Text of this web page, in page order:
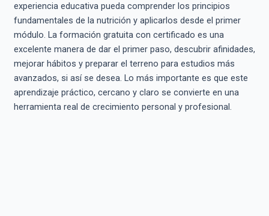
experiencia educativa pueda comprender los principios
fundamentales de la nutrición y aplicarlos desde el primer
módulo. La formación gratuita con certificado es una
excelente manera de dar el primer paso, descubrir afinidades,
mejorar hábitos y preparar el terreno para estudios más
avanzados, si así se desea. Lo más importante es que este
aprendizaje práctico, cercano y claro se convierte en una
herramienta real de crecimiento personal y profesional.